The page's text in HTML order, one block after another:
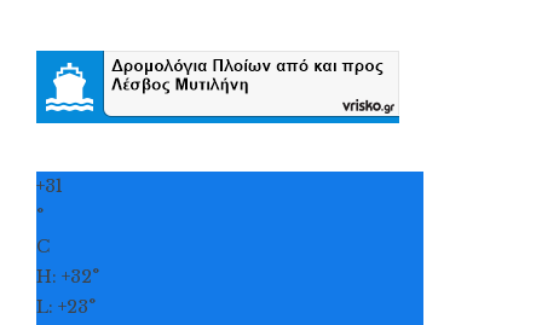
+31
°
C
H: +32°
L: +23°